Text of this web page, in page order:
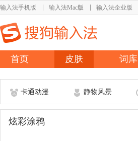
输入法手机版 输入法Mac版 输入法企业版
首页 皮肤 词库
卡通动漫 静物风景
炫彩涂鸦